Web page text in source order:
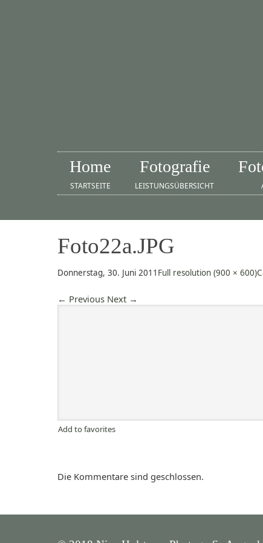
Home
STARTSEITE
Fotografie
LEISTUNGSÜBERSICHT
Foto22a.JPG
Donnerstag, 30. Juni 2011 Full resolution (900 × 600)
← Previous Next →
Add to favorites
Die Kommentare sind geschlossen.